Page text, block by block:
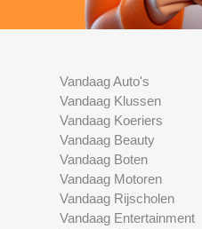
Vandaag Auto's
Vandaag Klussen
Vandaag Koeriers
Vandaag Beauty
Vandaag Boten
Vandaag Motoren
Vandaag Rijscholen
Vandaag Entertainment